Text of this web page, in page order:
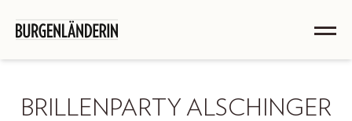
BRILLENPARTY ALSCHINGER